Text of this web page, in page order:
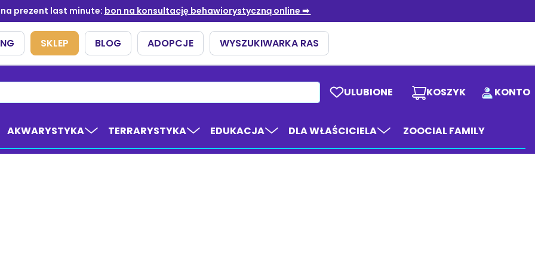
KOSZYK
ULUBIONE KONTO
AKWARYSTYKA TERRARYSTYKA EDUKACJA DLA WŁAŚCICIELA ZOOCIAL FAMILY